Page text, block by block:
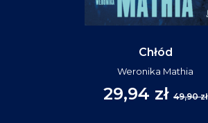
Chłód
Weronika Mathia
29,94 zł 49,90 zł